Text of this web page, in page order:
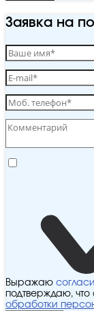
Заявка на
Выражаю
подтверждаю, что
обработки